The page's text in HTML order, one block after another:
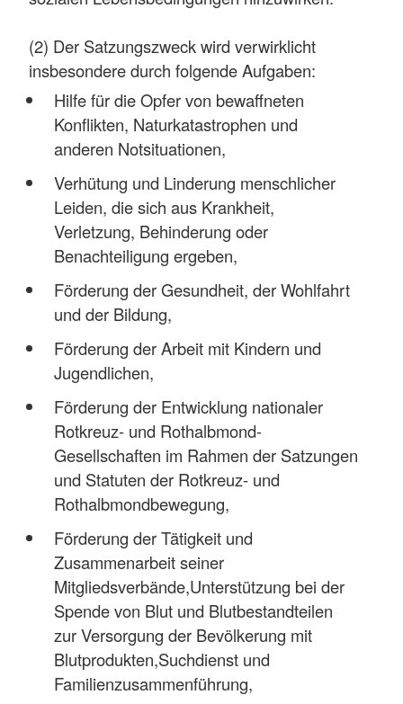
(2) Der Satzungszweck wird verwirklicht
insbesondere durch folgende Aufgaben:
Hilfe für die Opfer von bewaffneten
Konflikten, Naturkatastrophen und
anderen Notsituationen,
Verhütung und Linderung menschlicher
Leiden, die sich aus Krankheit,
Verletzung, Behinderung oder
Benachteiligung ergeben,
Förderung der Gesundheit, der Wohlfahrt
und der Bildung,
Förderung der Arbeit mit Kindern und
Jugendlichen,
Förderung der Entwicklung nationaler
Rotkreuz- und Rothalbmond-
Gesellschaften im Rahmen der Satzungen
und Statuten der Rotkreuz- und
Rothalbmondbewegung,
Förderung der Tätigkeit und
Zusammenarbeit seiner
Mitgliedsverbände,Unterstützung bei der
Spende von Blut und Blutbestandteilen
zur Versorgung der Bevölkerung mit
Blutprodukten,Suchdienst und
Familienzusammenführung,